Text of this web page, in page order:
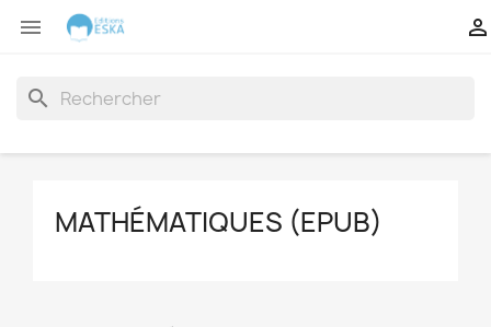
 
search
MATHÉMATIQUES (EPUB)